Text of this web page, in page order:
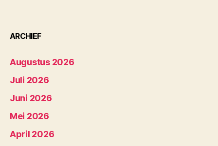
ARCHIEF
Augustus 2026
Juli 2026
Juni 2026
Mei 2026
April 2026